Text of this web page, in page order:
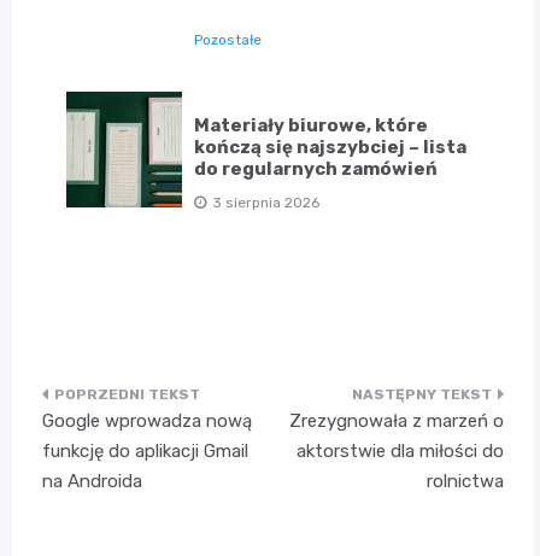
Pozostałe
Materiały biurowe, które
kończą się najszybciej – lista
do regularnych zamówień
3 sierpnia 2026
Nawigacja
wpisu
Google wprowadza nową
funkcję do aplikacji Gmail
na Androida
Zrezygnowała z marzeń o
aktorstwie dla miłości do
rolnictwa